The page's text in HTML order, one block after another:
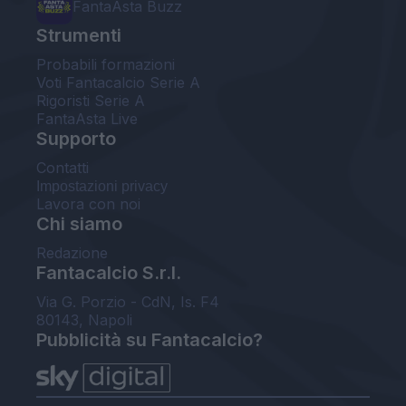
FantaAsta Buzz
Strumenti
Probabili formazioni
Voti Fantacalcio Serie A
Rigoristi Serie A
FantaAsta Live
Supporto
Contatti
Impostazioni privacy
Lavora con noi
Chi siamo
Redazione
Fantacalcio S.r.l.
Via G. Porzio - CdN, Is. F4
80143, Napoli
Pubblicità su Fantacalcio?